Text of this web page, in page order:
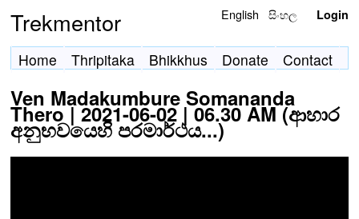
Trekmentor English සිංහල Login
Home Thripitaka Bhikkhus Donate Contact
Ven Madakumbure Somananda
Thero | 2021-06-02 | 06.30 AM (ආහාර
අනුභවයෙහි පරමාර්ථය...)